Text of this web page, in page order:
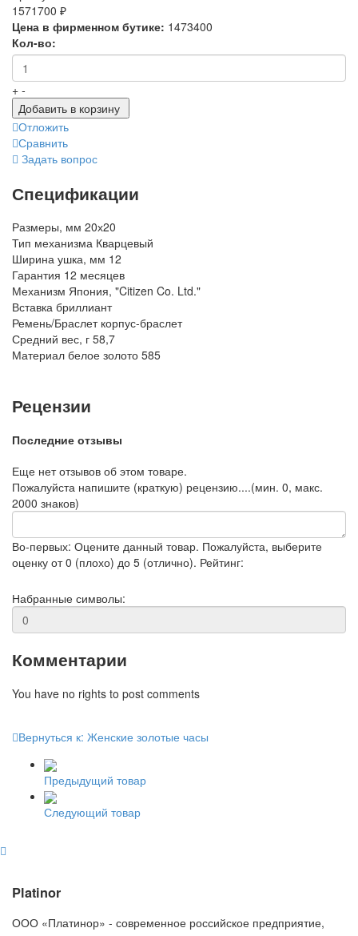
1571700 ₽
Цена в фирменном бутике: 1473400
Кол-во:
+ -
Добавить в корзину
Отложить
Сравнить
Задать вопрос
Спецификации
Размеры, мм 20х20
Тип механизма Кварцевый
Ширина ушка, мм 12
Гарантия 12 месяцев
Механизм Япония, "Citizen Co. Ltd."
Вставка бриллиант
Ремень/Браслет корпус-браслет
Средний вес, г 58,7
Материал белое золото 585
Рецензии
Последние отзывы
Еще нет отзывов об этом товаре.
Пожалуйста напишите (краткую) рецензию....(мин. 0, макс.
2000 знаков)
Во-первых: Оцените данный товар. Пожалуйста, выберите
оценку от 0 (плохо) до 5 (отлично). Рейтинг:
Набранные символы:
Комментарии
You have no rights to post comments
Вернуться к: Женские золотые часы
Предыдущий товар
Следующий товар
Platinor
ООО «Платинор» - современное российское предприятие,